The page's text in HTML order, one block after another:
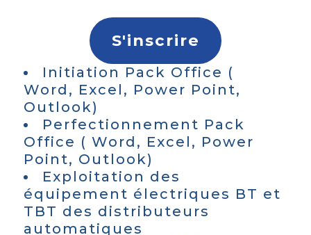
S'inscrire
Initiation Pack Office (
Word, Excel, Power Point,
Outlook)
Perfectionnement Pack
Office ( Word, Excel, Power
Point, Outlook)
Exploitation des
équipement électriques BT et
TBT des distributeurs
automatiques